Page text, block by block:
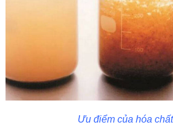
Ưu điểm của hóa